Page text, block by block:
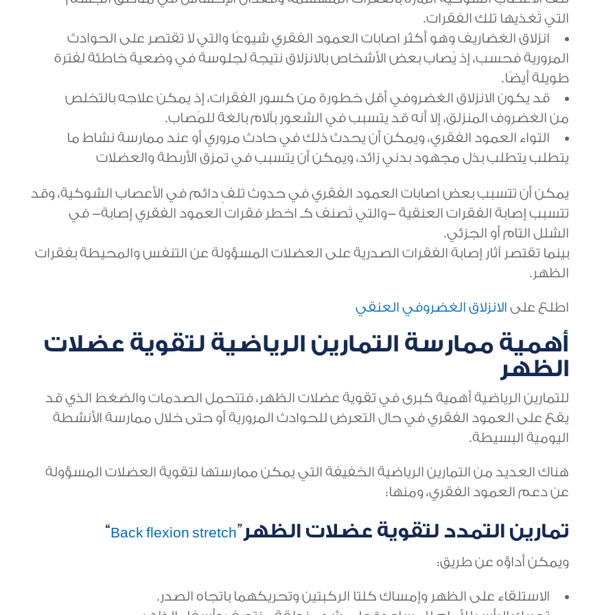
التي تُغذيها تلك الفقرات.
انزلاق الغضاريف وهو أكثر اصابات العمود الفقري شيوعًا والتي لا تقتصر على الحوادث
المرورية فحسب، إذ يُصاب بعض الأشخاص بالانزلاق نتيجة لجلوسة في وضعية خاطئة لفترة
طويلة أيضًا.
قد يكون الانزلاق الغضروفي أقل خطورة من كسور الفقرات، إذ يمكن علاجه بالتخلص
من الغضروف المنزلق، إلا أنه قد يتسبب في الشعور بآلام بالغة للمُصاب.
التواء العمود الفقري، ويمكن أن يحدث ذلك في حادث مروري أو عند ممارسة نشاط ما
يتطلب يتطلب بذل مجهود بدني زائد، ويمكن أن يتسبب في تمزق الأربطة والعضلات
يمكن أن تتسبب بعض اصابات العمود الفقري في حدوث تلفٍ دائم في الأعصاب الشوكية، وقد
تتسبب إصابة الفقرات العنقية -والتي تُصنف كـ اخطر فقرات العمود الفقري إصابة- في
الشلل التام أو الجزئي.
بينما تقتصر آثار إصابة الفقرات الصدرية على العضلات المسؤولة عن التنفس والمحيطة بفقرات
الظهر.
اطلع على الانزلاق الغضروفي العنقي
أهمية ممارسة التمارين الرياضية لتقوية عضلات
الظهر
للتمارين الرياضية أهمية كبرى في تقوية عضلات الظهر، فتتحمل الصدمات والضغط الذي قد
يقع على العمود الفقري في حال التعرض للحوادث المرورية أو حتى خلال ممارسة الأنشطة
اليومية البسيطة.
هناك العديد من التمارين الرياضية الخفيفة التي يمكن ممارستها لتقوية العضلات المسؤولة
عن دعم العمود الفقري، ومنها:
تمارين التمدد لتقوية عضلات الظهر”Back flexion stretch
“
ويمكن أداؤه عن طريق:
الاستلقاء على الظهر وإمساك كلتا الركبتين وتحريكهما باتجاه الصدر.